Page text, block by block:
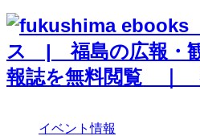
イベント情報